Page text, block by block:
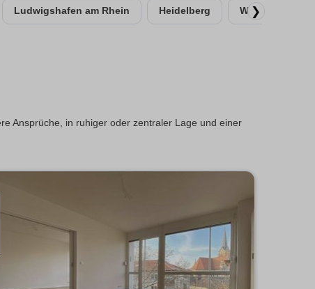
Ludwigshafen am Rhein Heidelberg Worms
❯
Ansprüche, in ruhiger oder zentraler Lage und einer